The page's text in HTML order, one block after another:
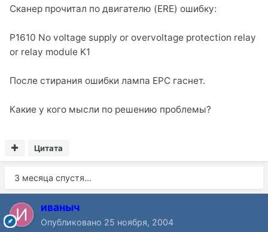
Сканер прочитал по двигателю (ERE) ошибку:
P1610 No voltage supply or overvoltage protection relay
or relay module K1
После стирания ошибки лампа EPC гаснет.
Какие у кого мысли по решению проблемы?
Цитата
3 месяца спустя...
иваныч
Опубликовано 25 ноября, 2004